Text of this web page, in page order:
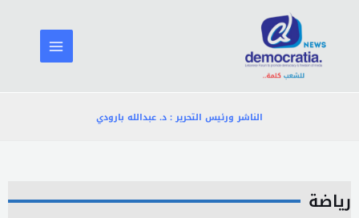
المحتوى
الناشر ورئيس التحرير : د. عبدالله بارودي
رياضة